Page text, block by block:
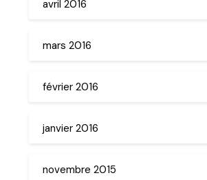
avril 2016
mars 2016
février 2016
janvier 2016
novembre 2015